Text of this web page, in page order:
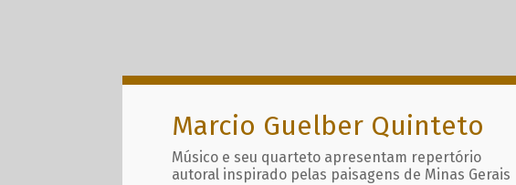
Marcio Guelber Quinteto
Músico e seu quarteto apresentam repertório
autoral inspirado pelas paisagens de Minas Gerais